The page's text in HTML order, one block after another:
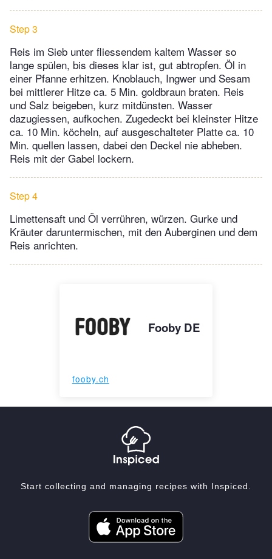
Step 3
Reis im Sieb unter fliessendem kaltem Wasser so
lange spülen, bis dieses klar ist, gut abtropfen. Öl in
einer Pfanne erhitzen. Knoblauch, Ingwer und Sesam
bei mittlerer Hitze ca. 5 Min. goldbraun braten. Reis
und Salz beigeben, kurz mitdünsten. Wasser
dazugiessen, aufkochen. Zugedeckt bei kleinster Hitze
ca. 10 Min. köcheln, auf ausgeschalteter Platte ca. 10
Min. quellen lassen, dabei den Deckel nie abheben.
Reis mit der Gabel lockern.
Step 4
Limettensaft und Öl verrühren, würzen. Gurke und
Kräuter daruntermischen, mit den Auberginen und dem
Reis anrichten.
Fooby DE
fooby.ch
Start collecting and managing recipes with Inspiced.